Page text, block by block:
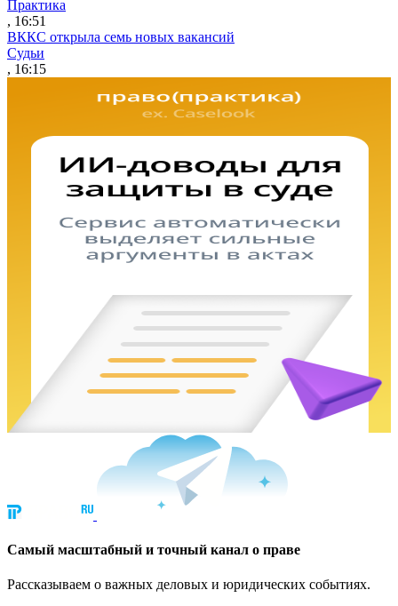
Практика
, 16:51
ВККС открыла семь новых вакансий
Судьи
, 16:15
Cамый масштабный и точный канал о праве
Рассказываем о важных деловых и юридических событиях.